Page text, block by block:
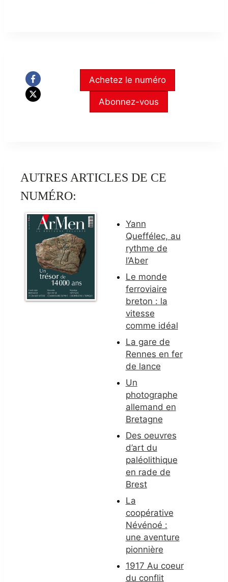
Achetez le numéro
Abonnez-vous
AUTRES ARTICLES DE CE
NUMÉRO:
Yann
Queffélec, au
rythme de
l’Aber
Le monde
ferroviaire
breton : la
vitesse
comme idéal
La gare de
Rennes en fer
de lance
Un
photographe
allemand en
Bretagne
Des oeuvres
d’art du
paléolithique
en rade de
Brest
La
coopérative
Névénoé :
une aventure
pionnière
1917 Au coeur
du conflit